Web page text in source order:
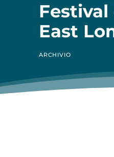
East
ARCHIVIO